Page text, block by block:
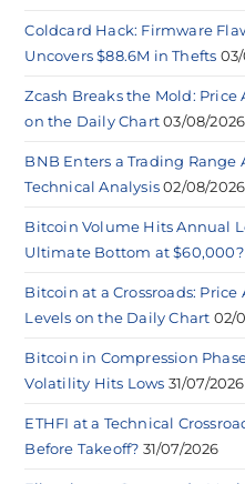
Coldcard Hack: Firmware
Uncovers $88.6M in Thefts
Zcash Breaks the Mold: Price
on the Daily Chart 03/08/2026
BNB Enters a Trading
Technical Analysis 02/08/2026
Bitcoin Volume Hits Annual
Ultimate Bottom at $60,000?
Bitcoin at a Crossroads:
Levels on the Daily Chart 02/
Bitcoin in Compression
Volatility Hits Lows 31/07/2026
ETHFI at a Technical
Before Takeoff? 31/07/2026